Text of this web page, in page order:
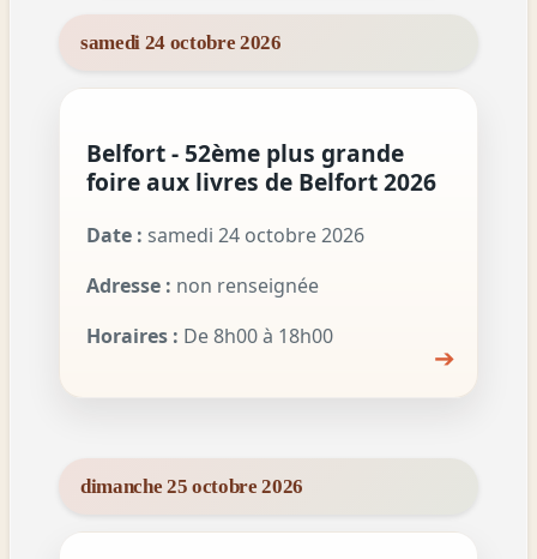
samedi 24 octobre 2026
Belfort - 52ème plus grande
foire aux livres de Belfort 2026
Date : samedi 24 octobre 2026
Adresse : non renseignée
Horaires : De 8h00 à 18h00
➔
dimanche 25 octobre 2026